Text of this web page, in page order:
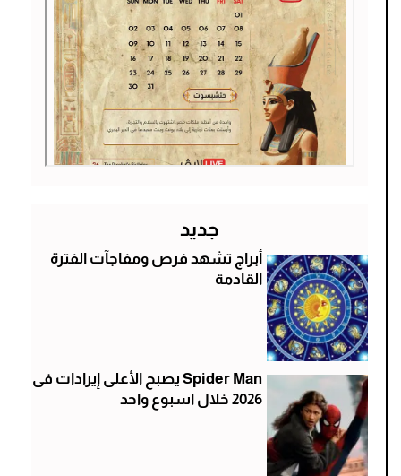
جديد
أبراج تشهد فرص ومفاجآت الفترة
القادمة
Spider Man يصبح الأعلى إيرادات فى
2026 خلال اسبوع واحد